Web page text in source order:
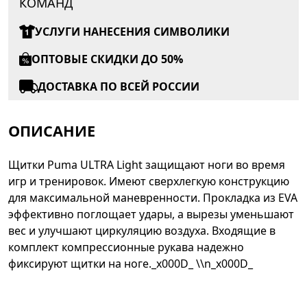
УСЛУГИ НАНЕСЕНИЯ СИМВОЛИКИ
ОПТОВЫЕ СКИДКИ ДО 50%
ДОСТАВКА ПО ВСЕЙ РОССИИ
ОПИСАНИЕ
Щитки Puma ULTRA Light защищают ноги во время
игр и тренировок. Имеют сверхлегкую конструкцию
для максимальной маневренности. Прокладка из EVA
эффективно поглощает удары, а вырезы уменьшают
вес и улучшают циркуляцию воздуха. Входящие в
комплект компрессионные рукава надежно
фиксируют щитки на ноге._x000D_ \\n_x000D_